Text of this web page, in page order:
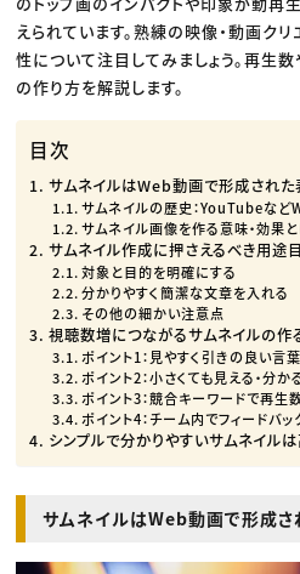
えられています。熟練の映像・動画ク
性について注目してみましょう。再生
の作り方を解説します。
目次
サムネイルはWeb動画で形成され
サムネイルの歴史：YouTubeな
サムネイル画像を作る意味・効果
サムネイル作成に押さえるべき用途
対象と目的を明確にする
分かりやすく簡潔な文章を入れる
その他の細かい注意点
視聴数増につながるサムネイルの作
ポイント1：見やすく引きの良い言
ポイント2：小さくても見える・分
ポイント3：競合キーワードで再
ポイント4：チーム内でフィードバッ
シンプルで分かりやすいサムネイル
サムネイルはWeb動画で形成